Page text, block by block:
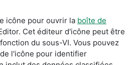
icône pour ouvrir la boîte de
Cet éditeur d'icône peut être
du sous-VI. Vous pouvez
l'icône pour identifier